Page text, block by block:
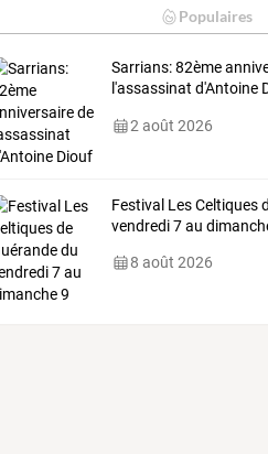
Populaires
Sarrians: 82ème
l'assassinat d'Antoine
2 août 2026
Festival Les Celtiques
vendredi 7 au
8 août 2026